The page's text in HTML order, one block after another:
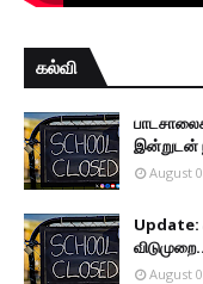
கல்வி
இன்றுடன்
August
Update:
August